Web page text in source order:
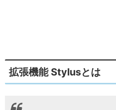
拡張機能 Stylusとは